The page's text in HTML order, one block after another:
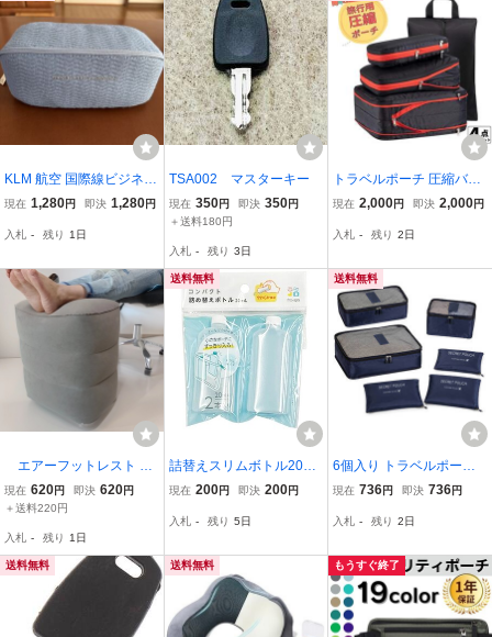
KLM 航空 国際線ビジネス
クラス アメニティ ポーチ
現在 1,280円 即決 1,280円
入札 - 残り 1日
TSA002 マスターキー
現在 350円 即決 350円
＋送料180円
入札 - 残り 3日
トラベルポーチ 圧縮バッ
グ 4点セット S M L 靴袋
仕分け ダブルジッパー 軽
ス 収納
現在 2,000円 即決 2,000円
入札 - 残り 2日
エアーフットレスト エ
アークッション オットマ
ン 旅行 足置き場
現在 620円 即決 620円
＋送料220円
入札 - 残り 1日
送料無料
詰替えスリムボトル20mL
2個
現在 200円 即決 200円
入札 - 残り 5日
送料無料
6個入り トラベルポーチ
防水ナイロン ランジェリ
収納 化粧品ポーチ 靴収納
ス;M265;
現在 736円 即決 736円
入札 - 残り 2日
送料無料 送料無料 もうすぐ終了